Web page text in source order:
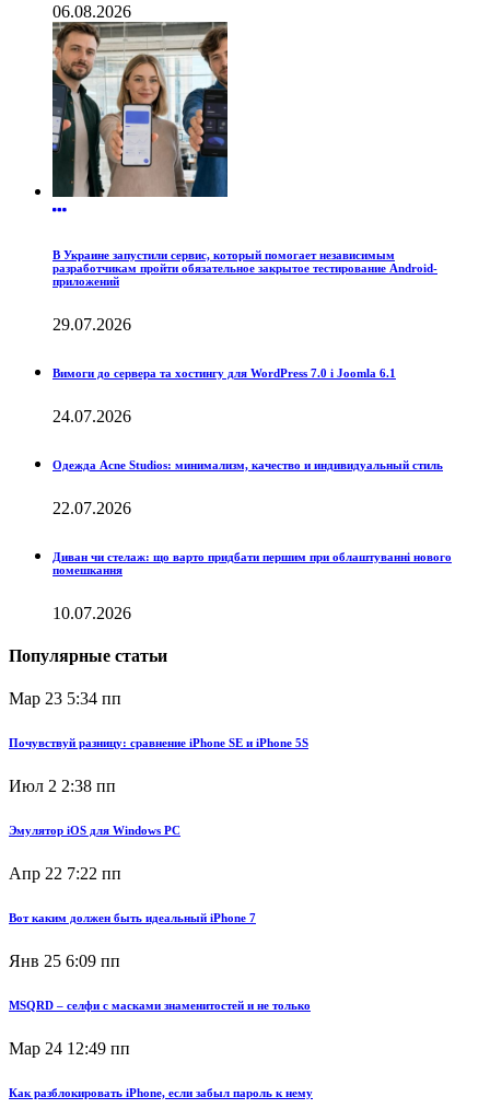
06.08.2026
В Украине запустили сервис, который помогает независимым
разработчикам пройти обязательное закрытое тестирование Android-
приложений
29.07.2026
Вимоги до сервера та хостингу для WordPress 7.0 і Joomla 6.1
24.07.2026
Одежда Acne Studios: минимализм, качество и индивидуальный стиль
22.07.2026
Диван чи стелаж: що варто придбати першим при облаштуванні нового
помешкання
10.07.2026
Популярные статьи
Мар 23 5:34 пп
Почувствуй разницу: сравнение iPhone SE и iPhone 5S
Июл 2 2:38 пп
Эмулятор iOS для Windows PC
Апр 22 7:22 пп
Вот каким должен быть идеальный iPhone 7
Янв 25 6:09 пп
MSQRD – селфи с масками знаменитостей и не только
Мар 24 12:49 пп
Как разблокировать iPhone, если забыл пароль к нему